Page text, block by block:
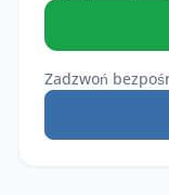
Zadzwoń